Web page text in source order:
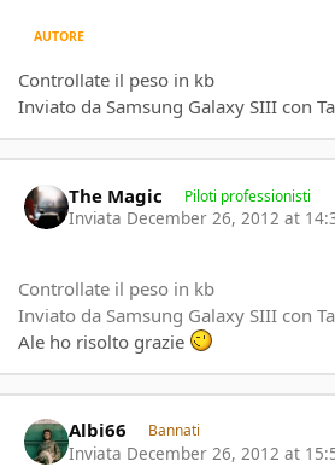
AUTORE
Controllate il peso in kb
Inviato da Samsung Galaxy SIII con
The Magic Piloti professionisti
Inviata December 26, 2012 at
Controllate il peso in kb
Inviato da Samsung Galaxy SIII con
Ale ho risolto grazie
Albi66 Bannati
Inviata December 26, 2012 at